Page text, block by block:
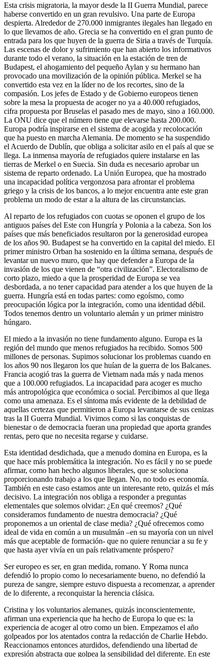
Esta crisis migratoria, la mayor desde la II Guerra Mundial, parece
haberse convertido en un gran revulsivo. Una parte de Europa
despierta. Alrededor de 270.000 inmigrantes ilegales han llegado en
lo que llevamos de año. Grecia se ha convertido en el gran punto de
entrada para los que huyen de la guerra de Siria a través de Turquía.
Las escenas de dolor y sufrimiento que han abierto los informativos
durante todo el verano, la situación en la estación de tren de
Budapest, el ahogamiento del pequeño Aylan y su hermano han
provocado una movilización de la opinión pública. Merkel se ha
convertido esta vez en la líder no de los recortes, sino de la
compasión. Los jefes de Estado y de Gobierno europeos tienen
sobre la mesa la propuesta de acoger no ya a 40.000 refugiados,
cifra propuesta por Bruselas el pasado mes de mayo, sino a 160.000.
La ONU dice que el número tiene que elevarse hasta 200.000.
Europa podría inspirarse en el sistema de acogida y recolocación
que ha puesto en marcha Alemania. De momento se ha suspendido
el Acuerdo de Dublín, que obliga a solicitar asilo en el país al que se
llega. La inmensa mayoría de refugiados quiere instalarse en las
tierras de Merkel o en Suecia. Sin duda es necesario aprobar un
sistema de reparto ordenado. La Unión Europea, que ha mostrado
una incapacidad política vergonzosa para afrontar el problema
griego y la crisis de los bancos, a lo mejor encuentra ante este gran
problema un modo de estar a la altura de las circunstancias.
Al reparto de los refugiados con cuotas se oponen el grupo de los
antiguos países del Este con Hungría y Polonia a la cabeza. Son los
países que más beneficiados resultaron por la generosidad europea
de los años 90. Budapest se ha convertido en la capital del miedo. El
primer ministro Orban ha sostenido en la última semana, después de
levantar un nuevo muro, que hay que defender a Europa de la
invasión de los que vienen de “otra civilización”. Electoralismo de
corto plazo, miedo a que la prosperidad de Europa se vea
desbordada, a no tener capacidad para atender a los que huyen de la
guerra. Hungría está en todas partes: como egoísmo, como
preocupación lógica por la integración, como una identidad débil.
Todos tenemos dentro un voluntario alemán y un primer ministro
húngaro.
El miedo a la invasión no tiene fundamento alguno. Europa es la
región del mundo que menos refugiados ha recibido. Somos 500
millones de personas. Supimos solucionar los problemas cuando en
los años 90 nos llegaron los que huían de la guerra de los Balcanes.
Francia acogió tras la guerra de Vietnam nada más y nada menos
que a 100.000 refugiados. La incapacidad para acoger es mucho
más antropológica que económica o social. Percibimos al que llega
como una amenaza. Es el síntoma más evidente de la debilidad de
aquellas certezas que permitieron a Europa levantarse de sus cenizas
tras la II Guerra Mundial. Vivimos como si las conquistas de
bienestar o de democracia fueran una propiedad que aporta grandes
rentas, pero que no necesita regarse y cuidarse.
Esta identidad desdichada, que a menudo domina en Europa, es la
que hace más problemática la integración. No es fácil y no se puede
afirmar, como han hecho algunos liberales, que se soluciona
proporcionando trabajo a los que llegan. No, no todo es economía.
También en este caso estamos ante un interesante reto, quizás el más
decisivo. La integración nos obliga a responder a preguntas
elementales que solemos olvidar: ¿En qué creemos? ¿Qué
consideramos fundamento de nuestra democracia? ¿Qué
proponemos a un oriental de clase media? ¿Qué ofrecemos como
ideal de vida en común a un musulmán –en su mayoría con un nivel
más que aceptable de formación- que no quiere renunciar a su fe y
que hasta ayer vivía en un país relativamente próspero?
Ser europeo es ser, en gran medida, romano. Y Roma nunca
defendió lo propio como lo necesariamente bueno, no defendió la
pureza de sangre, siempre estuvo dispuesta a recomenzar, a aprender
de lo diferente, a reconquistar la herencia clásica.
Cristina y los voluntarios alemanes, quizás inconscientemente,
afirman una experiencia que ha hecho de Europa lo que es: la
experiencia de acoger al otro como un bien. Empezamos el año
golpeados por los atentados contra la redacción de Charlie Hebdo.
Reaccionamos entonces aturdidos, defendiendo una libertad de
expresión abstracta que golpea la sensibilidad del diferente. En este